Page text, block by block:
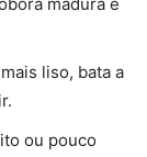
liso, bata a
ou pouco